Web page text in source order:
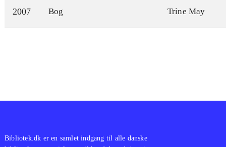
2007 Bog Trine May
Bibliotek.dk er en samlet indgang til alle danske